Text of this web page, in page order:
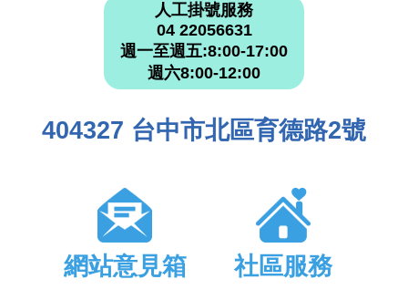
人工掛號服務
04 22056631
週一至週五:8:00-17:00
週六8:00-12:00
404327 台中市北區育德路2號
網站意見箱 社區服務